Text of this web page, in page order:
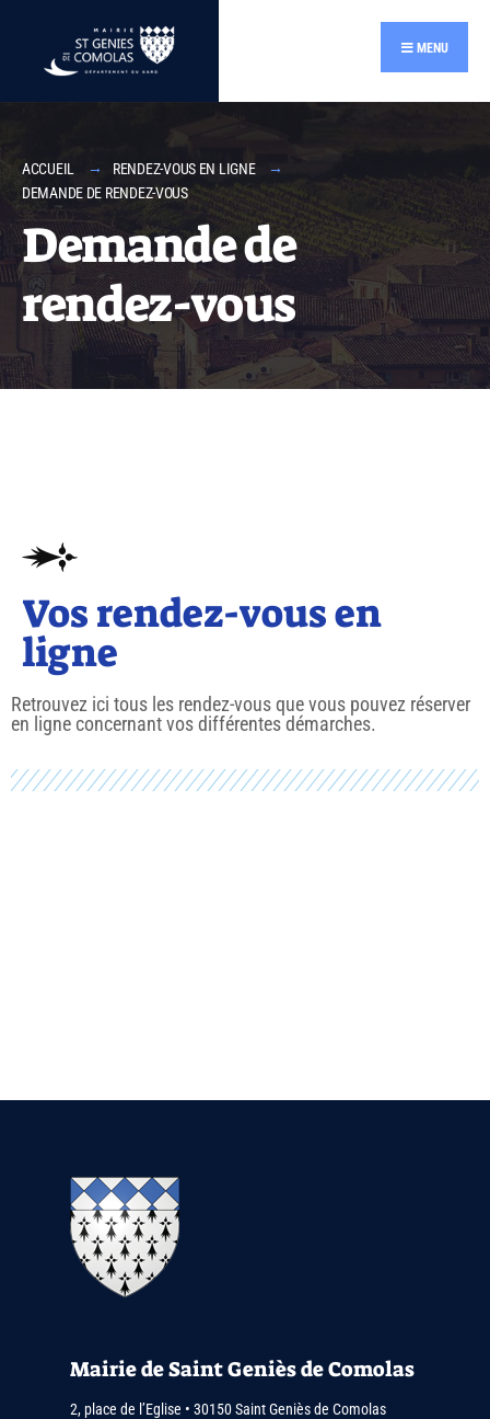
MENU
ACCUEIL
RENDEZ-VOUS EN LIGNE
DEMANDE DE RENDEZ-VOUS
Demande de
rendez-vous
Vos rendez-vous en
ligne
Retrouvez ici tous les rendez-vous que vous pouvez réserver
en ligne concernant vos différentes démarches.
Mairie de Saint Geniès de Comolas
2, place de l’Eglise • 30150 Saint Geniès de Comolas